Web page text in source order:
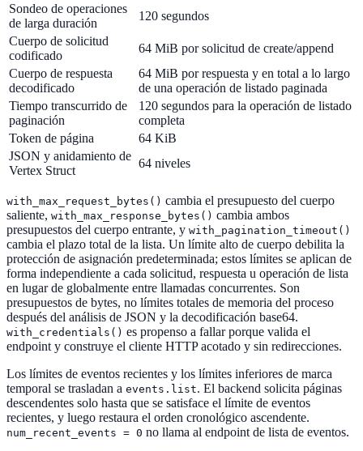
Sondeo de operaciones
de larga duración
120 segundos
Cuerpo de solicitud
codificado
64 MiB por solicitud de create/append
Cuerpo de respuesta
decodificado
64 MiB por respuesta y en total a lo largo
de una operación de listado paginada
Tiempo transcurrido de
paginación
120 segundos para la operación de listado
completa
Token de página
64 KiB
JSON y anidamiento de
Vertex Struct
64 niveles
with_max_request_bytes() cambia el presupuesto del cuerpo
saliente, with_max_response_bytes() cambia ambos
presupuestos del cuerpo entrante, y with_pagination_timeout()
cambia el plazo total de la lista. Un límite alto de cuerpo debilita la
protección de asignación predeterminada; estos límites se aplican de
forma independiente a cada solicitud, respuesta u operación de lista
en lugar de globalmente entre llamadas concurrentes. Son
presupuestos de bytes, no límites totales de memoria del proceso
después del análisis de JSON y la decodificación base64.
with_credentials() es propenso a fallar porque valida el
endpoint y construye el cliente HTTP acotado y sin redirecciones.
Los límites de eventos recientes y los límites inferiores de marca
temporal se trasladan a events.list. El backend solicita páginas
descendentes solo hasta que se satisface el límite de eventos
recientes, y luego restaura el orden cronológico ascendente.
num_recent_events = 0 no llama al endpoint de lista de eventos.